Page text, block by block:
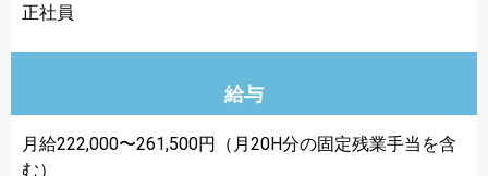
正社員
給与
月給222,000〜261,500円（月20H分の固定残業手当を含
む）